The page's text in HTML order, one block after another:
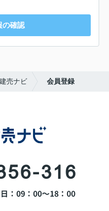
万円
の確認
売ナビ 会員登録
316
：09：00～18：00